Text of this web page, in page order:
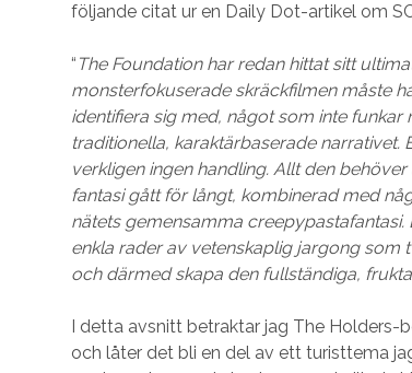
följande citat ur en Daily Dot-artikel om
“ The Foundation har redan hittat sitt
monsterfokuserade skräckfilmen måste
identifiera sig med, något som inte
traditionella, karaktärbaserade narrativet.
verkligen ingen handling. Allt den
fantasi gått för långt, kombinerad med
nätets gemensamma
enkla rader av vetenskaplig jargong som
och därmed skapa den fullständiga,
I detta avsnitt betraktar jag The
och låter det bli en del av ett turisttema